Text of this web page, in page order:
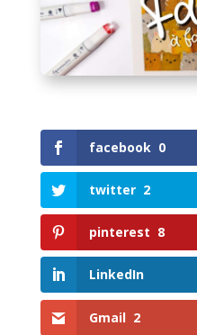
facebook 0
twitter 2
pinterest 8
LinkedIn
Gmail 2